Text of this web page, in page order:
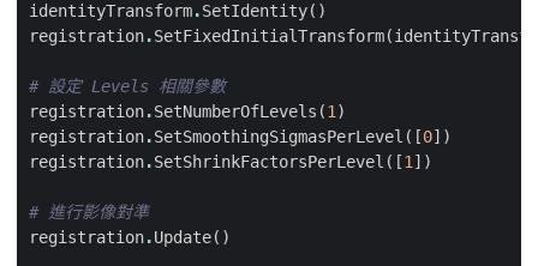
identityTransform.SetIdentity()
registration.SetFixedInitialTransform(
# 設定 Levels 相關參數
registration.SetNumberOfLevels (1)
registration.SetSmoothingSigmasPerLevel ([0])
registration.SetShrinkFactorsPerLevel ([1])
# 進行影像對準
registration.Update()